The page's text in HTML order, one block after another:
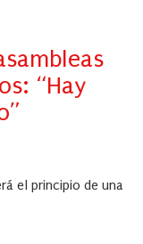
“Hay
el principio de una